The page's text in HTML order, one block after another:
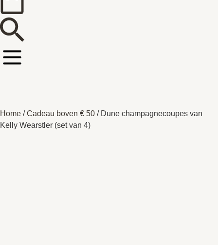
Home /Cadeau boven € 50 / Dune champagnecoupes van
Kelly Wearstler (set van 4)